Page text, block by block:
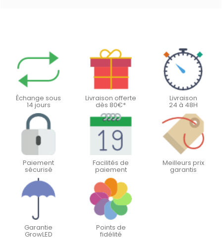
Échange sous
14 jours
Livraison offerte
dès 80€*
Livraison
24 à 48H
Paiement
sécurisé
Facilités de
paiement
Meilleurs prix
garantis
Garantie
GrowLED
Points de
fidélité